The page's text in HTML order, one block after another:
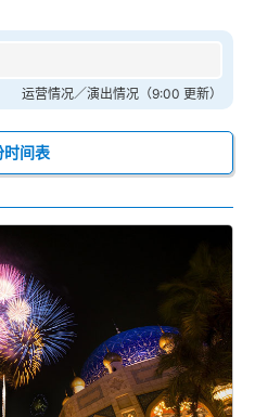
运营情况／演出情况（9:00 更新）
时间表